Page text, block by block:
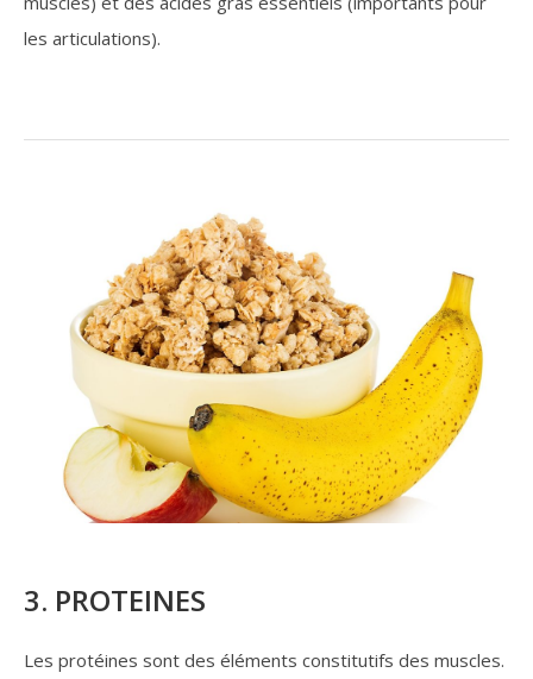
les articulations).
3. PROTEINES
Les protéines sont des éléments constitutifs des muscles.